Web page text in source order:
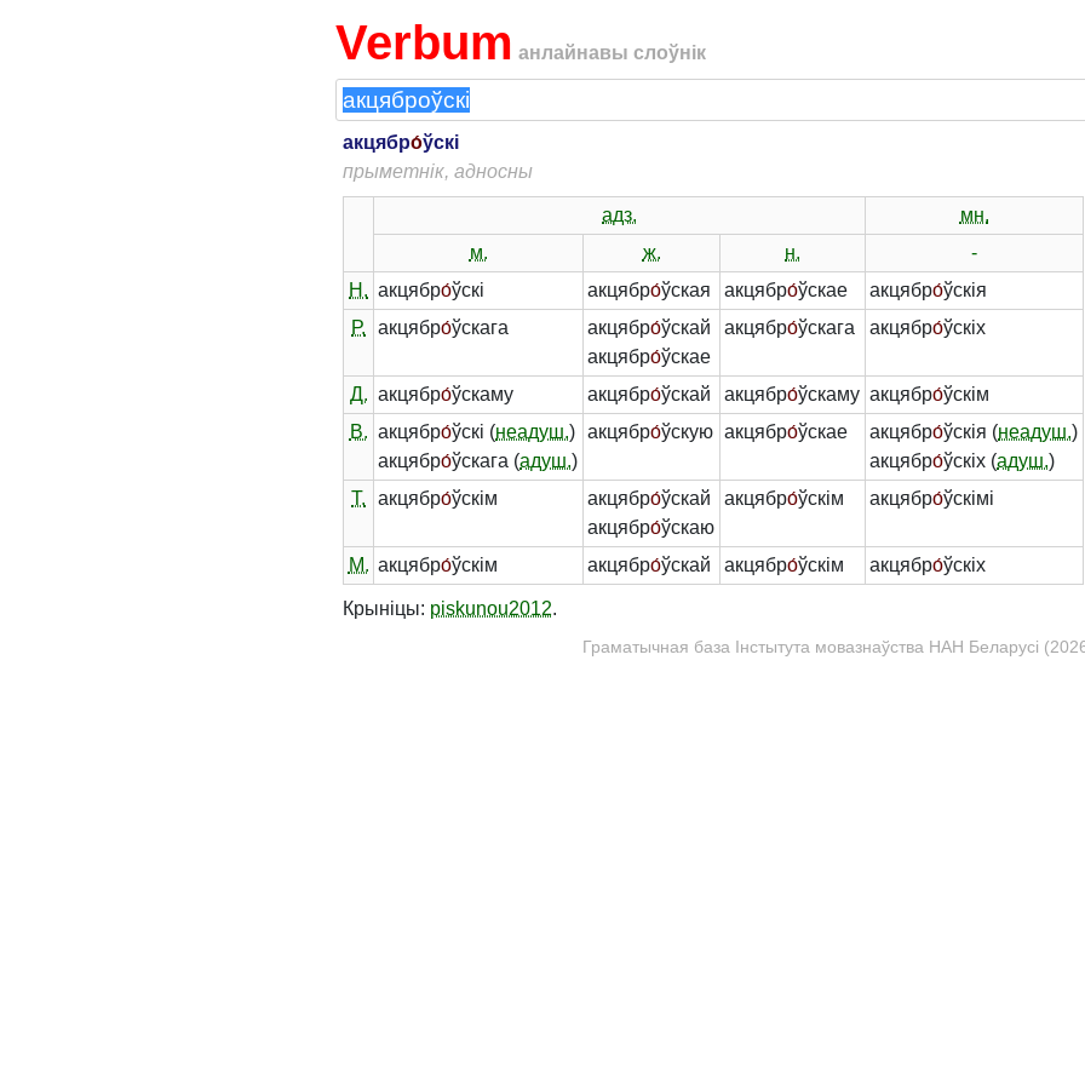
Verbum анлайнавы слоўнік
акцябро́ўскі
прыметнік, адносны
адз.
мн.
м.
ж. н.
-
Н. акцябро́ўскі акцябро́ўская акцябро́ўскае акцябро́ўскія
Р.
акцябро́ўскага акцябро́ўскай
акцябро́ўскае
акцябро́ўскага акцябро́ўскіх
Д. акцябро́ўскаму акцябро́ўскай акцябро́ўскаму акцябро́ўскім
В. акцябро́ўскі (неадуш.)
акцябро́ўскага (адуш.)
акцябро́ўскую акцябро́ўскае акцябро́ўскія (неадуш.)
акцябро́ўскіх (адуш.)
Т.
акцябро́ўскім акцябро́ўскай
акцябро́ўскаю
акцябро́ўскім акцябро́ўскімі
М. акцябро́ўскім акцябро́ўскай акцябро́ўскім акцябро́ўскіх
Крыніцы: piskunou2012.
Граматычная база Інстытута мовазнаўства НАН Беларусі